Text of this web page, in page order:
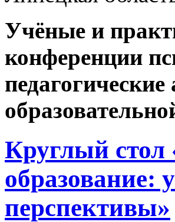
Учёные и
конференции
Круглый стол
образование:
перспективы»